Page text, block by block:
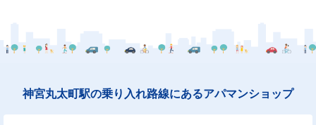
神宮丸太町駅の乗り入れ路線にあるアパマンショップ